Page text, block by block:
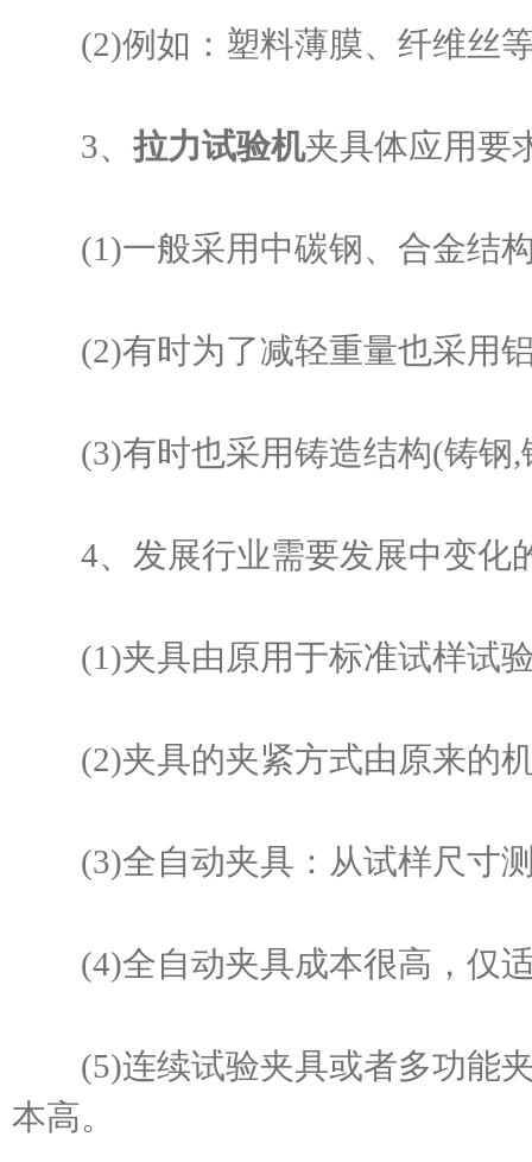
(2)例如：塑料薄膜、纤维丝等
3、 拉力试验机夹具体应用要
(1)一般采用中碳钢、合金结构
(2)有时为了减轻重量也采用铝
(3)有时也采用铸造结构(铸钢,
4、发展行业需要发展中变化
(1)夹具由原用于标准试样试验
(2)夹具的夹紧方式由原来的机
(3)全自动夹具：从试样尺寸测
(4)全自动夹具成本很高，仅适
(5)连续试验夹具或者多功能夹
本高。